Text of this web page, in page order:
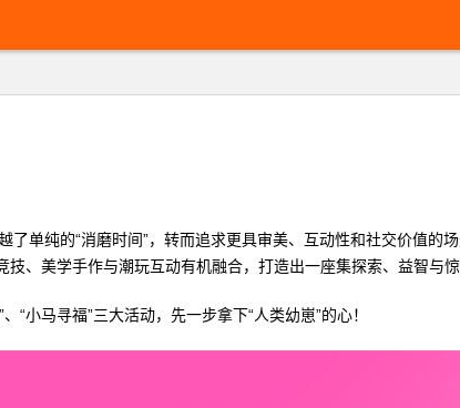
单纯的“消磨时间”，转而追求更具审美、互动性和社交价值
、美学手作与潮玩互动有机融合，打造出一座集探索、益智与
“小马寻福”三大活动，先一步拿下“人类幼崽”的心！